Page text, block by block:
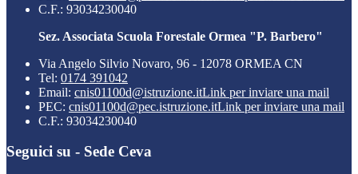
C.F.: 93034230040
Sez. Associata Scuola Forestale Ormea "P. Barbero"
Via Angelo Silvio Novaro, 96 - 12078 ORMEA CN
Tel: 0174 391042
Email: cnis01100d@istruzione.itLink per inviare una mail
PEC: cnis01100d@pec.istruzione.itLink per inviare una mail
C.F.: 93034230040
Seguici su - Sede Ceva